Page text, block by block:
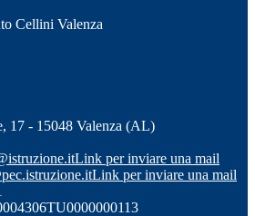
Cellini Valenza
17 - 15048 Valenza (AL)
Link per inviare una mail
Link per inviare una mail